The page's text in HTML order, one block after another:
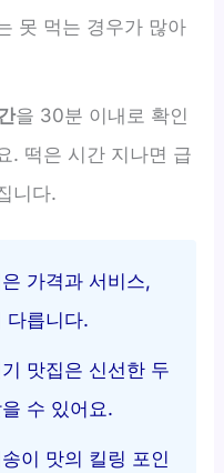
못 먹는 경우가 많아
을 30분 이내로 확인
. 떡은 시간 지나면 급
니다.
가격과 서비스,
다릅니다.
맛집은 신선한 두
수 있어요.
이 맛의 킬링 포인